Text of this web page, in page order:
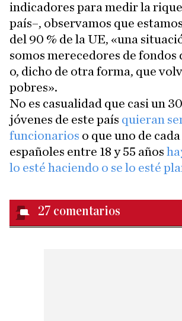
indicadores para medir la
país–, observamos que
del 90 % de la UE, «una
somos merecedores de fondos
o, dicho de otra forma, que
pobres».
No es casualidad que casi un
jóvenes de este país quieran
funcionarios o que uno de cada
españoles entre 18 y 55 años
lo esté haciendo o se lo esté
27 comentarios